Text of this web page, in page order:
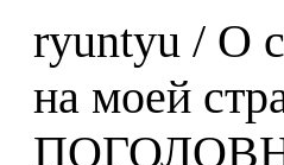
ryuntyu / О
на моей